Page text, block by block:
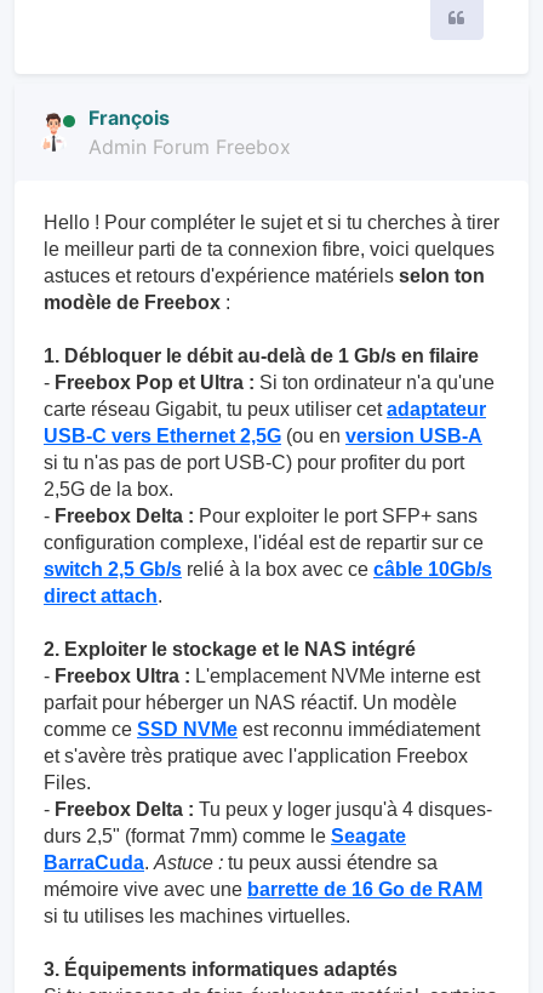
François
Admin Forum Freebox
Hello ! Pour compléter le sujet et si tu cherches à tirer
le meilleur parti de ta connexion fibre, voici quelques
astuces et retours d'expérience matériels selon ton
modèle de Freebox :
1. Débloquer le débit au-delà de 1 Gb/s en filaire
- Freebox Pop et Ultra : Si ton ordinateur n'a qu'une
carte réseau Gigabit, tu peux utiliser cetadaptateur
USB-C vers Ethernet 2,5G (ou en version USB-A
si tu n'as pas de port USB-C) pour profiter du port
2,5G de la box.
- Freebox Delta : Pour exploiter le port SFP+ sans
configuration complexe, l'idéal est de repartir sur ce
switch 2,5 Gb/s relié à la box avec ce câble 10Gb/s
direct attach.
2. Exploiter le stockage et le NAS intégré
- Freebox Ultra : L'emplacement NVMe interne est
parfait pour héberger un NAS réactif. Un modèle
comme ce SSD NVMe est reconnu immédiatement
et s'avère très pratique avec l'application Freebox
Files.
- Freebox Delta : Tu peux y loger jusqu'à 4 disques-
durs 2,5" (format 7mm) comme le Seagate
BarraCuda. Astuce : tu peux aussi étendre sa
mémoire vive avec une barrette de 16 Go de RAM
si tu utilises les machines virtuelles.
3. Équipements informatiques adaptés